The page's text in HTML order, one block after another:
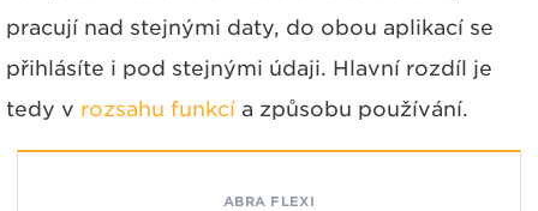
pracují nad stejnými daty, do obou aplikací se
přihlásíte i pod stejnými údaji. Hlavní rozdíl je
tedy v rozsahu funkcí a způsobu používání.
ABRA FLEXI